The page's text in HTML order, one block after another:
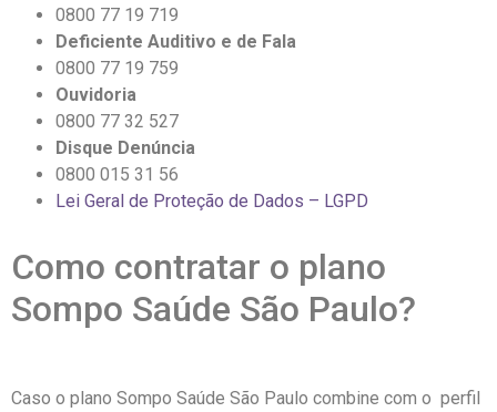
0800 77 19 719
Deficiente Auditivo e de Fala
0800 77 19 759
Ouvidoria
0800 77 32 527
Disque Denúncia
0800 015 31 56
Lei Geral de Proteção de Dados – LGPD
Como contratar o plano
Sompo Saúde São Paulo?
Caso o plano Sompo Saúde São Paulo combine com o perfil